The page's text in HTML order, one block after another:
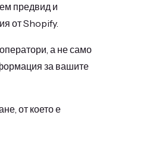
предвид и
от Shopify.
а не само
за вашите
от което е